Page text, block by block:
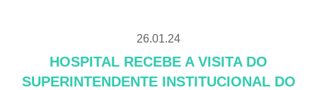
26.01.24
HOSPITAL RECEBE A VISITA DO
SUPERINTENDENTE INSTITUCIONAL DO